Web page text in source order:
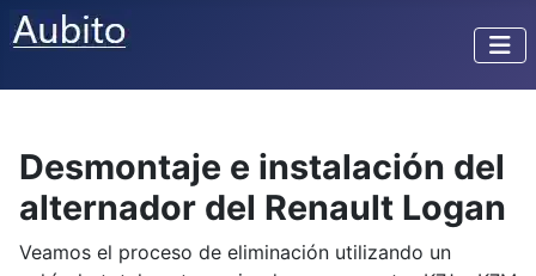
Desmontaje e instalación del
alternador del Renault Logan
Veamos el proceso de eliminación utilizando un